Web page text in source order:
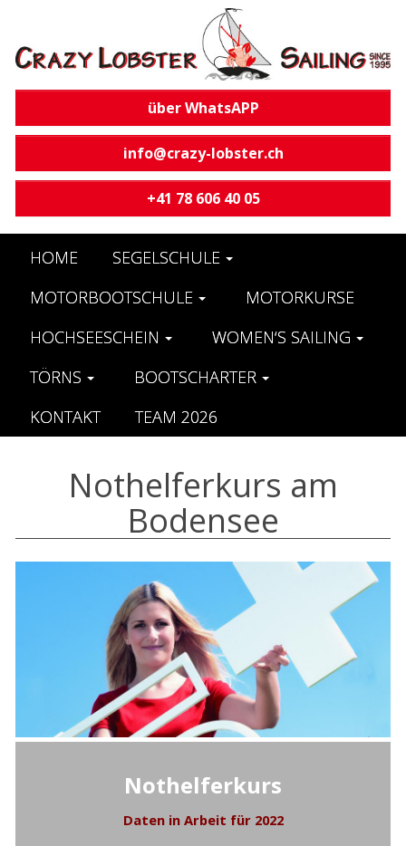
über WhatsAPP
info@crazy-lobster.ch
+41 78 606 40 05
HOME
SEGELSCHULE
MOTORBOOTSCHULE
MOTORKURSE
HOCHSEESCHEIN
WOMEN‘S SAILING
TÖRNS
BOOTSCHARTER
KONTAKT
TEAM 2026
Nothelferkurs am
Bodensee
Nothelferkurs
Daten in Arbeit für 2022